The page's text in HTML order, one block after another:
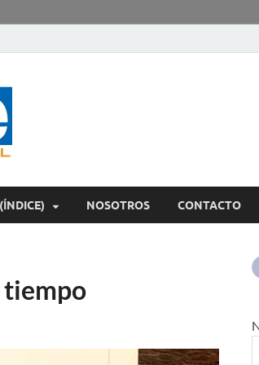
NOSOTROS CONTACTO
tiempo